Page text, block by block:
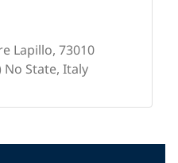
Lapillo, 73010
No State, Italy